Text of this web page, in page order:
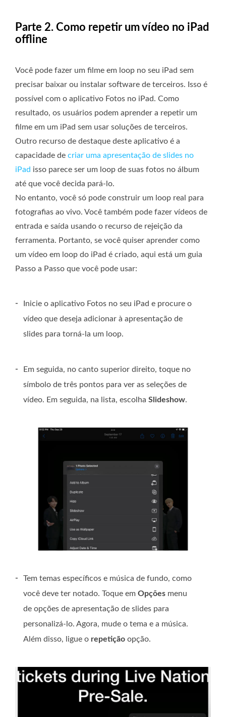
Parte 2. Como repetir um vídeo no iPad
offline
Você pode fazer um filme em loop no seu iPad sem
precisar baixar ou instalar software de terceiros. Isso é
possível com o aplicativo Fotos no iPad. Como
resultado, os usuários podem aprender a repetir um
filme em um iPad sem usar soluções de terceiros.
Outro recurso de destaque deste aplicativo é a
capacidade de criar uma apresentação de slides no
iPad isso parece ser um loop de suas fotos no álbum
até que você decida pará-lo.
No entanto, você só pode construir um loop real para
fotografias ao vivo. Você também pode fazer vídeos de
entrada e saída usando o recurso de rejeição da
ferramenta. Portanto, se você quiser aprender como
um vídeo em loop do iPad é criado, aqui está um guia
Passo a Passo que você pode usar:
-
Inicie o aplicativo Fotos no seu iPad e procure o
vídeo que deseja adicionar à apresentação de
slides para torná-la um loop.
-
Em seguida, no canto superior direito, toque no
símbolo de três pontos para ver as seleções de
vídeo. Em seguida, na lista, escolha Slideshow.
-
Tem temas específicos e música de fundo, como
você deve ter notado. Toque em Opções menu
de opções de apresentação de slides para
personalizá-lo. Agora, mude o tema e a música.
Além disso, ligue o repetição opção.